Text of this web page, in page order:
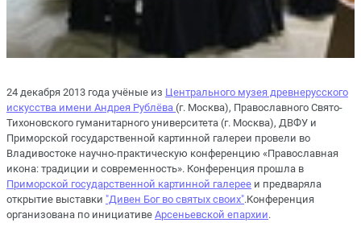
24 декабря 2013 года учёные из Центрального музея древнерусского
искусства имени Андрея Рублёва (г. Москва), Православного Свято-
Тихоновского гуманитарного университета (г. Москва), ДВФУ и
Приморской государственной картинной галереи провели во
Владивостоке научно-практическую конференцию «Православная
икона: традиции и современность». Конференция прошла в
Приморской государственной картинной галерее и предваряла
открытие выставки "Дивен Бог во святых своих".Конференция
организована по инициативе Арсеньевской епархии.